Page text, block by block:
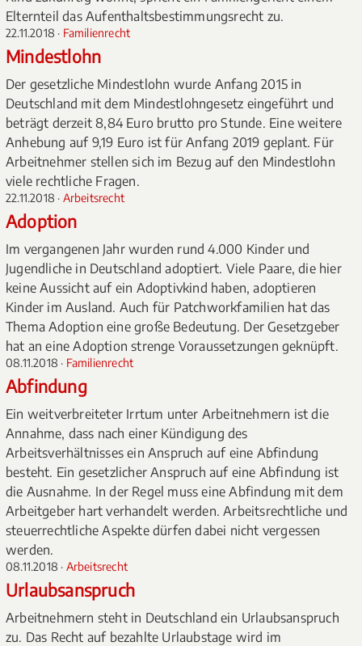
Elternteil das Aufenthaltsbestimmungsrecht zu.
22.11.2018 · Familienrecht
Mindestlohn
Der gesetzliche Mindestlohn wurde Anfang 2015 in
Deutschland mit dem Mindestlohngesetz eingeführt und
beträgt derzeit 8,84 Euro brutto pro Stunde. Eine weitere
Anhebung auf 9,19 Euro ist für Anfang 2019 geplant. Für
Arbeitnehmer stellen sich im Bezug auf den Mindestlohn
viele rechtliche Fragen.
22.11.2018 · Arbeitsrecht
Adoption
Im vergangenen Jahr wurden rund 4.000 Kinder und
Jugendliche in Deutschland adoptiert. Viele Paare, die hier
keine Aussicht auf ein Adoptivkind haben, adoptieren
Kinder im Ausland. Auch für Patchworkfamilien hat das
Thema Adoption eine große Bedeutung. Der Gesetzgeber
hat an eine Adoption strenge Voraussetzungen geknüpft.
08.11.2018 · Familienrecht
Abfindung
Ein weitverbreiteter Irrtum unter Arbeitnehmern ist die
Annahme, dass nach einer Kündigung des
Arbeitsverhältnisses ein Anspruch auf eine Abfindung
besteht. Ein gesetzlicher Anspruch auf eine Abfindung ist
die Ausnahme. In der Regel muss eine Abfindung mit dem
Arbeitgeber hart verhandelt werden. Arbeitsrechtliche und
steuerrechtliche Aspekte dürfen dabei nicht vergessen
werden.
08.11.2018 · Arbeitsrecht
Urlaubsanspruch
Arbeitnehmern steht in Deutschland ein Urlaubsanspruch
zu. Das Recht auf bezahlte Urlaubstage wird im